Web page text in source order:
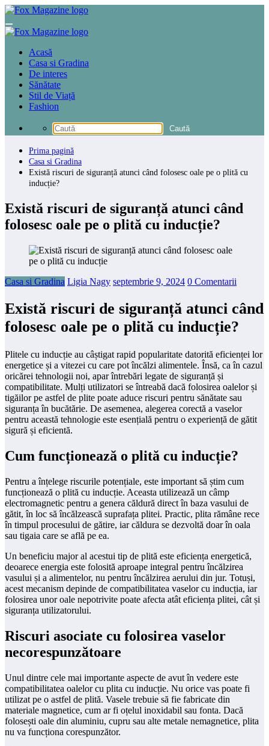
Sari
conținut
Acasă
Casa si Gradina
De interes
Sănătate
Stil de Viață
Fashion
Prima pagină
Casa si Gradina
Există riscuri de siguranță atunci când folosesc oale pe o plită cu
inducție?
Există riscuri de siguranță atunci când
folosesc oale pe o plită cu inducție?
Casa si Gradina Ligia Nagy septembrie 9, 2024 0 Comentarii
Există riscuri de siguranță atunci când
folosesc oale pe o plită cu inducție?
Plitele cu inducție au câștigat rapid popularitate datorită eficienței lor
energetice și a vitezei cu care pot încălzi alimentele. Însă, ca în cazul
oricărei tehnologii noi, apar întrebări legate de siguranță și
compatibilitate. Mulți utilizatori se întreabă dacă folosirea oalelor și
tigăilor pe astfel de plite poate aduce riscuri pentru sănătate sau
siguranța în bucătărie. De asemenea, alegerea corectă a vaselor
pentru această tehnologie este esențială pentru o experiență de gătit
sigură și eficientă.
Cum funcționează o plită cu inducție?
Pentru a înțelege riscurile potențiale, este important să știm cum
funcționează o plită cu inducție. Aceasta utilizează un câmp
electromagnetic pentru a genera căldură direct în baza vasului de
gătit, în loc să încălzească suprafața plitei. Practic, plita rămâne rece
în timpul procesului de gătire, iar căldura se dezvoltă doar în oala
sau tigaia care se află pe ea.
Un beneficiu major al acestui tip de plită este eficiența energetică,
deoarece energia este folosită aproape integral pentru încălzirea
vasului și a alimentelor, nu pentru încălzirea aerului din jur. Totuși,
acest mecanism depinde de compatibilitatea vaselor cu inducția, iar
folosirea unor oale nepotrivite poate afecta atât eficiența plitei, cât și
siguranța utilizatorului.
Riscuri asociate cu folosirea vaselor
necorespunzătoare
Unul dintre cele mai importante aspecte de avut în vedere este
compatibilitatea oalelor cu plita cu inducție. Nu orice vas poate fi
utilizat pe o astfel de plită. Vasele trebuie să fie fabricate din
materiale magnetice, cum ar fi oțelul inoxidabil sau fonta. Dacă
folosești oale din aluminiu, cupru sau alte metale nemagnetice, plita
nu va funcționa corespunzător.